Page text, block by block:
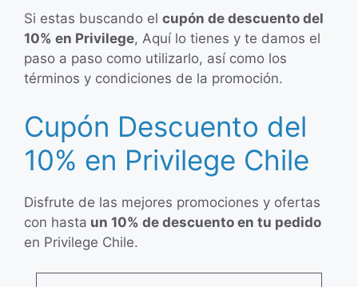
Si estas buscando el cupón de descuento del
10% en Privilege, Aquí lo tienes y te damos el
paso a paso como utilizarlo, así como los
términos y condiciones de la promoción.
Cupón Descuento del
10% en Privilege Chile
Disfrute de las mejores promociones y ofertas
con hasta un 10% de descuento en tu pedido
en Privilege Chile.